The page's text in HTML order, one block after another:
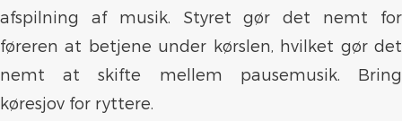
afspilning af musik. Styret gør det nemt for
føreren at betjene under kørslen, hvilket gør det
nemt at skifte mellem pausemusik. Bring
køresjov for ryttere.